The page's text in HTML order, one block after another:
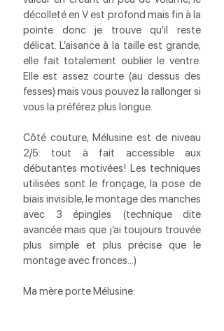
décolleté en V est profond mais fin à la
pointe donc je trouve qu’il reste
délicat. L’aisance à la taille est grande,
elle fait totalement oublier le ventre.
Elle est assez courte (au dessus des
fesses) mais vous pouvez la rallonger si
vous la préférez plus longue.
Côté couture, Mélusine est de niveau
2/5: tout à fait accessible aux
débutantes motivées! Les techniques
utilisées sont le fronçage, la pose de
biais invisible, le montage des manches
avec 3 épingles (technique dite
avancée mais que j’ai toujours trouvée
plus simple et plus précise que le
montage avec fronces…)
Ma mère porte Mélusine: